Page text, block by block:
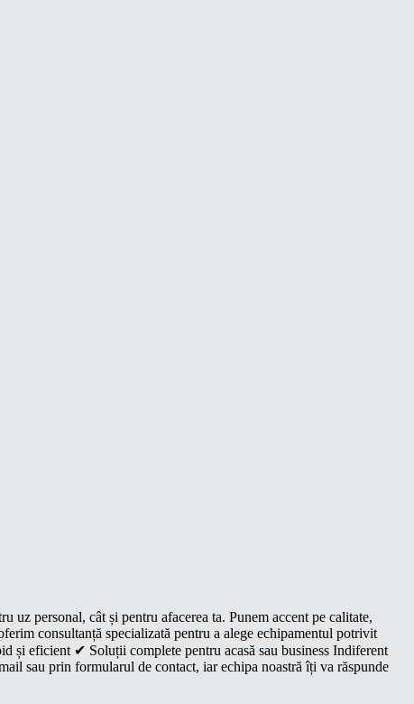
uz personal, cât și pentru afacerea ta. Punem accent pe calitate,
consultanță specializată pentru a alege echipamentul potrivit
și eficient ✔ Soluții complete pentru acasă sau business Indiferent
sau prin formularul de contact, iar echipa noastră îți va răspunde